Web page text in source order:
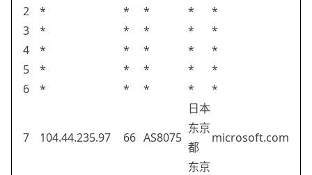
2
* * * *
*
3
* * * *
*
4
* * * *
*
5
* * * *
*
6
* * * * *
7 104.44.235.97 66 AS8075
日本
东京
都
东京
microsoft.com